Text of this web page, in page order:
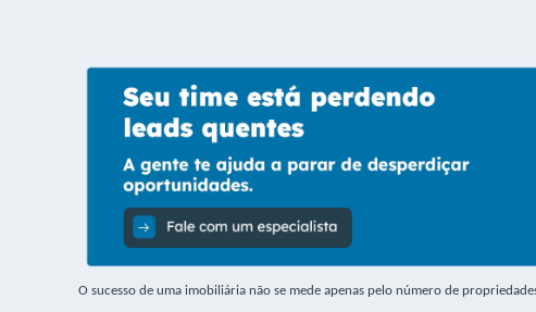
O sucesso de uma imobiliária não se mede apenas pelo número de